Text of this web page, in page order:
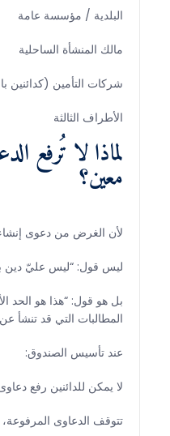
البلدية / مؤسسة عامة
مالك المنشأة الساحلية
شركات التأمين (كدائنين
الأطراف الثالثة
لماذا لا
معين؟
لأن الغرض من دعوى
ليس قول: “ليس عليّ دين
بل هو قول: “هذا هو الحد
المطالبات التي قد تنشأ
عند تأسيس الصندوق:
لا يمكن للدائنين رفع
تتوقف الدعاوى المرفوعة،